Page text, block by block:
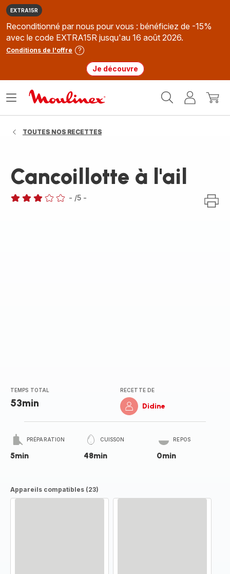
EXTRA15R
Reconditionné par nous pour vous : bénéficiez de -15%
avec le code EXTRA15R jusqu'au 16 août 2026.
Conditions de l'offre
Je découvre
MonMon
Ouvrir
TOUTES NOS RECETTES
Cancoillotte à l'ail
- /5 -
TEMPS TOTAL
53min
RECETTE DE
Didine
PRÉPARATION
5min
CUISSON
48min
REPOS
0min
Appareils compatibles (23)